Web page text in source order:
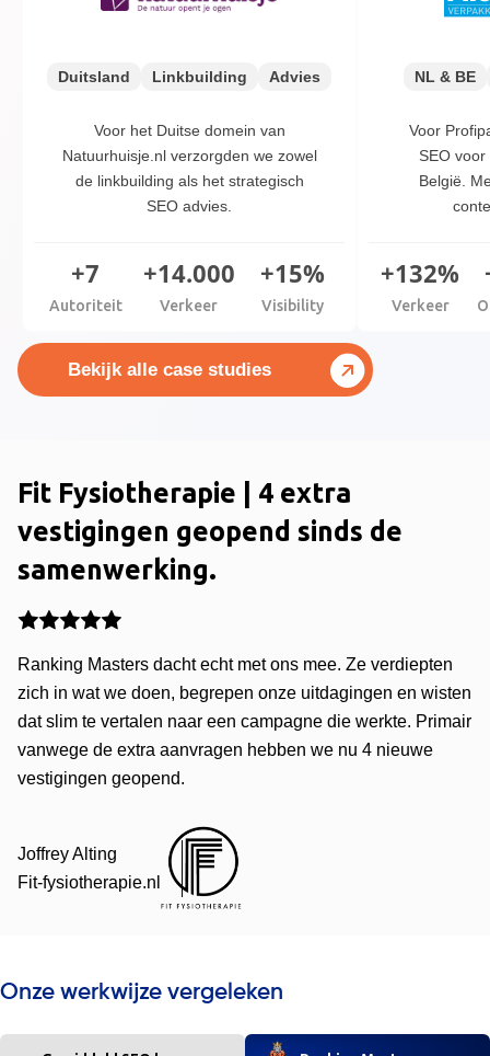
Duitsland Linkbuilding Advies
Voor het Duitse domein van
Natuurhuisje.nl verzorgden we zowel
de linkbuilding als het strategisch
SEO advies.
+7
Autoriteit
+14.000
Verkeer
+15%
Visibility
NL & BE
Voor
SEO
België.
+132%
Verkeer
Bekijk alle case studies
Fit Fysiotherapie | 4 extra
vestigingen geopend sinds de
samenwerking.
Ranking Masters dacht echt met ons mee. Ze verdiepten
zich in wat we doen, begrepen onze uitdagingen en wisten
dat slim te vertalen naar een campagne die werkte. Primair
vanwege de extra aanvragen hebben we nu 4 nieuwe
vestigingen geopend.
Joffrey Alting
Fit-fysiotherapie.nl
Onze werkwijze vergeleken